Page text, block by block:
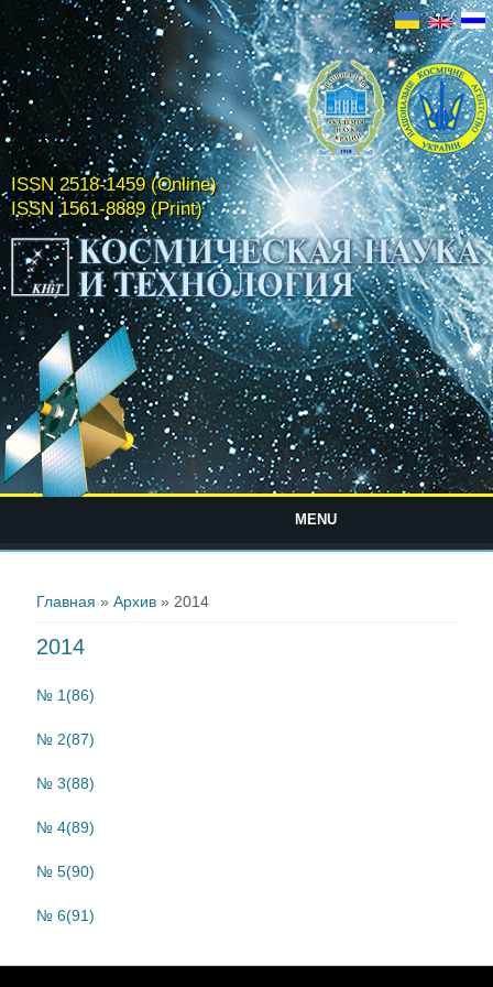
ISSN 2518-1459 (Online)
ISSN 1561-8889 (Print)
MENU
Главная »Архив » 2014
2014
№ 1(86)
№ 2(87)
№ 3(88)
№ 4(89)
№ 5(90)
№ 6(91)